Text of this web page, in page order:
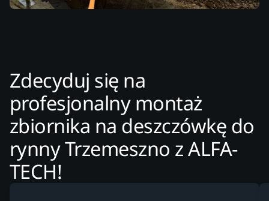
Zdecyduj się na
profesjonalny montaż
zbiornika na deszczówkę do
rynny Trzemeszno z ALFA-
TECH!